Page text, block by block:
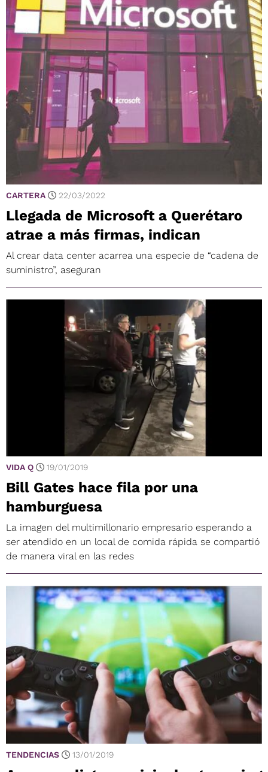
CARTERA 22/03/2022
Llegada de Microsoft a Querétaro
atrae a más firmas, indican
Al crear data center acarrea una especie de “cadena de
suministro”, aseguran
VIDA Q 19/01/2019
Bill Gates hace fila por una
hamburguesa
La imagen del multimillonario empresario esperando a
ser atendido en un local de comida rápida se compartió
de manera viral en las redes
TENDENCIAS 13/01/2019